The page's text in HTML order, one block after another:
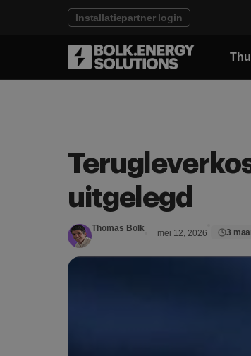
Installatiepartner login
uitgelegd
Thomas Bolk mei 12, 2026 3